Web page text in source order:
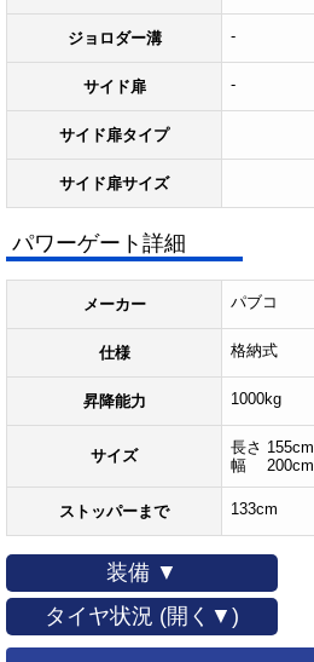
ジョロダー溝 -
サイド扉 -
サイド扉タイプ
サイド扉サイズ
パワーゲート詳細
メーカー パブコ
仕様 格納式
昇降能力 1000kg
サイズ
長さ 155cm
幅 200cm
ストッパーまで 133cm
装備 ▼
タイヤ状況 (開く▼)